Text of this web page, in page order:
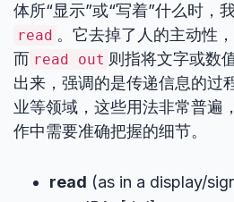
体所“显示”或“写着”什么时，
read 。它去掉了人的主动性
而 read out 则指将文字或数
出来，强调的是传递信息的过
业等领域，这些用法非常普遍
作中需要准确把握的细节。
read (as in a display/